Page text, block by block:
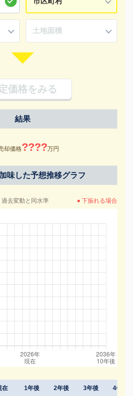
価格をみる
結果
却価格????万円
味した予想推移グラフ
過去変動と同水準 ● 下振れる場合
在 1年後 2年後 3年後 4年後